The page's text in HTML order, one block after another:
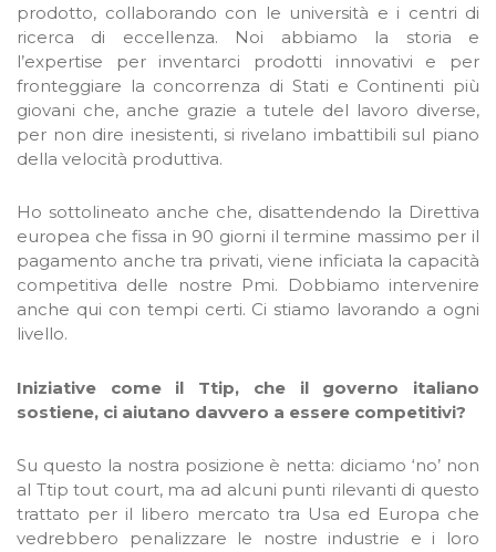
prodotto, collaborando con le università e i centri di
ricerca di eccellenza. Noi abbiamo la storia e
l’expertise per inventarci prodotti innovativi e per
fronteggiare la concorrenza di Stati e Continenti più
giovani che, anche grazie a tutele del lavoro diverse,
per non dire inesistenti, si rivelano imbattibili sul piano
della velocità produttiva.
Ho sottolineato anche che, disattendendo la Direttiva
europea che fissa in 90 giorni il termine massimo per il
pagamento anche tra privati, viene inficiata la capacità
competitiva delle nostre Pmi. Dobbiamo intervenire
anche qui con tempi certi. Ci stiamo lavorando a ogni
livello.
Iniziative come il Ttip, che il governo italiano
sostiene, ci aiutano davvero a essere competitivi?
Su questo la nostra posizione è netta: diciamo ‘no’ non
al Ttip tout court, ma ad alcuni punti rilevanti di questo
trattato per il libero mercato tra Usa ed Europa che
vedrebbero penalizzare le nostre industrie e i loro